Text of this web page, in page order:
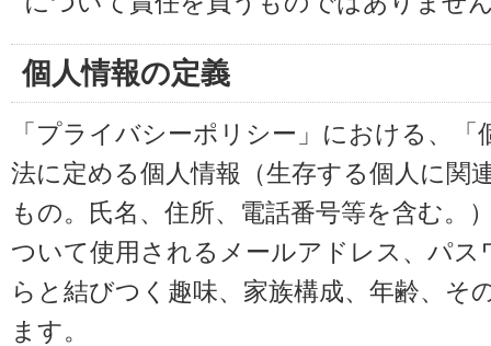
個人情報の定義
「プライバシーポリシー」における、
法に定める個人情報（生存する個人に関
もの。氏名、住所、電話番号等を含む。
ついて使用されるメールアドレス、パ
らと結びつく趣味、家族構成、年齢、そ
ます。